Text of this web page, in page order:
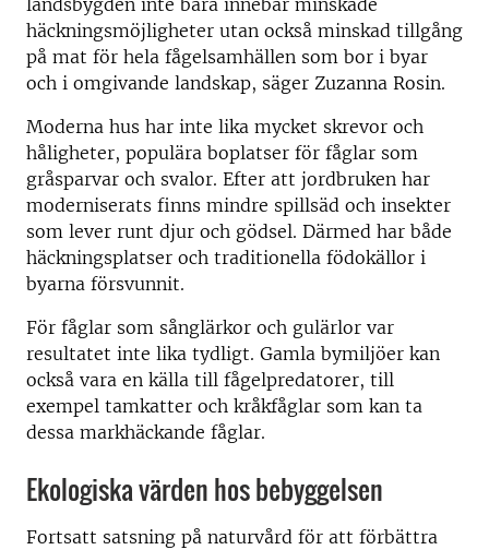
häckningsmöjligheter utan också minskad tillgång
på mat för hela fågelsamhällen som bor i byar
och i omgivande landskap, säger Zuzanna Rosin.
Moderna hus har inte lika mycket skrevor och
håligheter, populära boplatser för fåglar som
gråsparvar och svalor. Efter att jordbruken har
moderniserats finns mindre spillsäd och insekter
som lever runt djur och gödsel. Därmed har både
häckningsplatser och traditionella födokällor i
byarna försvunnit.
För fåglar som sånglärkor och gulärlor var
resultatet inte lika tydligt. Gamla bymiljöer kan
också vara en källa till fågelpredatorer, till
exempel tamkatter och kråkfåglar som kan ta
dessa markhäckande fåglar.
Ekologiska värden hos bebyggelsen
Fortsatt satsning på naturvård för att förbättra